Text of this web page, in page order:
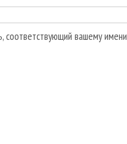
соответствующий вашему